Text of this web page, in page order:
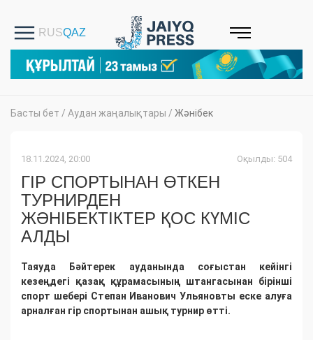
Басты бет / Аудан жаңалықтары / Жәнібек
18.11.2024, 20:00 Оқылды: 504
ГІР СПОРТЫНАН ӨТКЕН
ТУРНИРДЕН
ЖӘНІБЕКТІКТЕР ҚОС КҮМІС
АЛДЫ
Таяуда Бәйтерек ауданында соғыстан кейінгі
кезеңдегі қазақ құрамасының штангасынан бірінші
спорт шебері Степан Иванович Ульяновты еске алуға
арналған гір спортынан ашық турнир өтті.